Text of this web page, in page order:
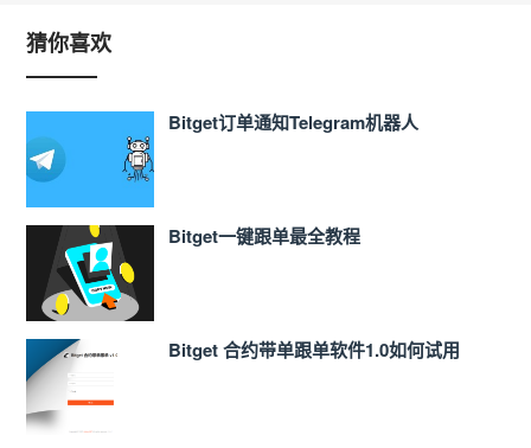
猜你喜欢
Bitget订单通知Telegram机器人
Bitget一键跟单最全教程
Bitget 合约带单跟单软件1.0如何试用